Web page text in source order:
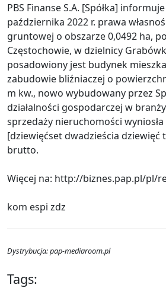
PBS Finanse S.A. [Spółka]
października 2022 r. prawa
gruntowej o obszarze 0,0492 ha,
Częstochowie, w dzielnicy
posadowiony jest budynek
zabudowie bliźniaczej o
m kw., nowo wybudowany przez
działalności gospodarczej w
sprzedaży nieruchomości wyniosła
[dziewięćset dwadzieścia dziewięć
brutto.
Więcej na: http://biznes.pap.pl/pl/
kom espi zdz
Dystrybucja: pap-mediaroom.pl
Tags: